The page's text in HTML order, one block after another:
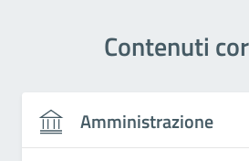
Contenuti
Amministrazione